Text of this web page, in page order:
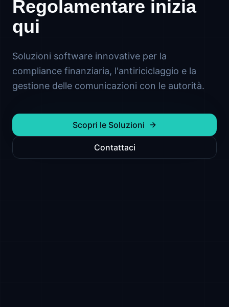
Regolamentare inizia
qui
Soluzioni software innovative per la
compliance finanziaria, l'antiriciclaggio e la
gestione delle comunicazioni con le autorità.
Scopri le Soluzioni
Contattaci